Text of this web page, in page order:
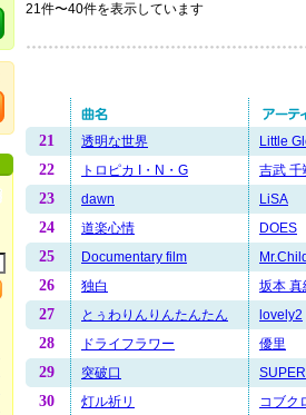
21件〜40件を表示しています
21 透明な世界 Little
22 トロピカ I・N・G 吉武 千
23 dawn LiSA
24 道楽心情 DOES
25 Documentary film
26 独白 坂本 真
27 とぅわりんりんたんたん lovely2
28 ドライフラワー 優里
29 突破口
30 灯ル祈リ コブク